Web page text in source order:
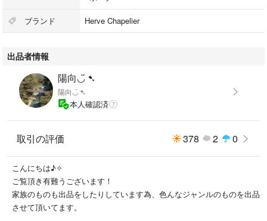
お写真にて状態の方ご確認下さいませ。
送料の関係上ここからのお値下げは致しません。
不明点等あればコメントを下さい。
ブランド Herve Chapelier
出品者情報
陽向◡̈ ➷
陽向◡̈ ➷
本人確認済
取引の評価 378 2 0
こんにちは♪✧
ご覧頂き有難うございます！
家族のものも出品をしたりしています為、色んなジャンルのものを出品
させて頂いてます。